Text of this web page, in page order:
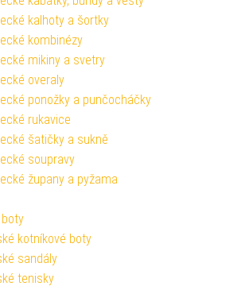
kalhoty a šortky
kombinézy
mikiny a svetry
overaly
ponožky a punčocháčky
rukavice
šatičky a sukně
soupravy
župany a pyžama
kotníkové boty
sandály
tenisky